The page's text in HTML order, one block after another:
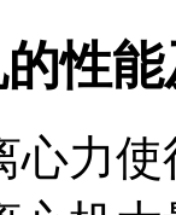
性
心力